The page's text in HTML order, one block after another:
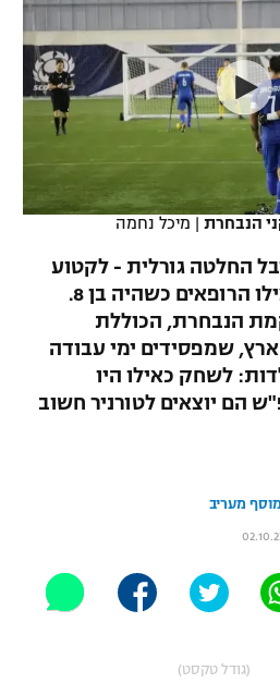
הנבחרת | מיכל נחמה
קיבל החלטה גורלית - לקטוע
את כף הרגל אותה הצילו הרופאים כשהיה בן 8.
הנבחרת, הכוללת
שמפסידים ימי עבודה
לשחק כאילו היו
הם יוצאים לטורניר חשוב
מעריב
(גודל טקסט)